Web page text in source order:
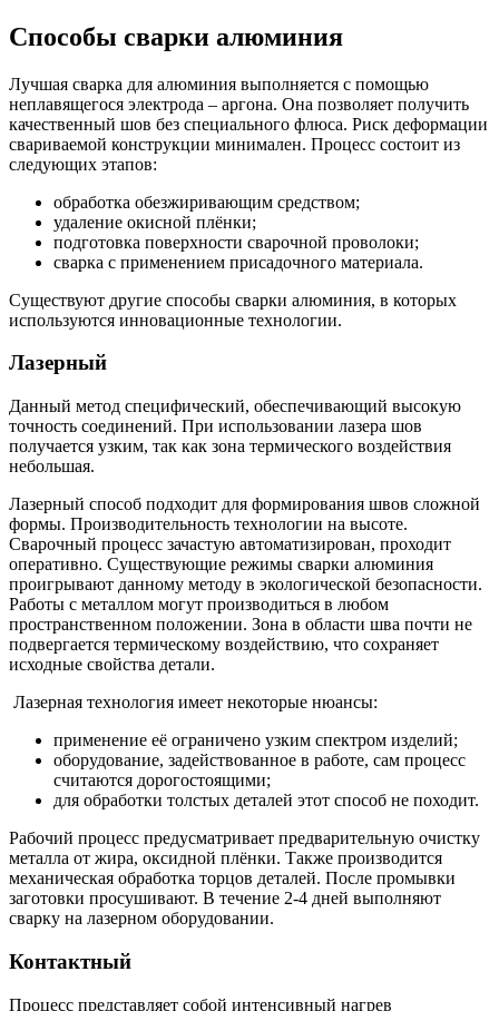
Способы сварки алюминия
Лучшая сварка для алюминия выполняется с помощью
неплавящегося электрода – аргона. Она позволяет получить
качественный шов без специального флюса. Риск деформации
свариваемой конструкции минимален. Процесс состоит из
следующих этапов:
обработка обезжиривающим средством;
удаление окисной плёнки;
подготовка поверхности сварочной проволоки;
сварка с применением присадочного материала.
Существуют другие способы сварки алюминия, в которых
используются инновационные технологии.
Лазерный
Данный метод специфический, обеспечивающий высокую
точность соединений. При использовании лазера шов
получается узким, так как зона термического воздействия
небольшая.
Лазерный способ подходит для формирования швов сложной
формы. Производительность технологии на высоте.
Сварочный процесс зачастую автоматизирован, проходит
оперативно. Существующие режимы сварки алюминия
проигрывают данному методу в экологической безопасности.
Работы с металлом могут производиться в любом
пространственном положении. Зона в области шва почти не
подвергается термическому воздействию, что сохраняет
исходные свойства детали.
Лазерная технология имеет некоторые нюансы:
применение её ограничено узким спектром изделий;
оборудование, задействованное в работе, сам процесс
считаются дорогостоящими;
для обработки толстых деталей этот способ не походит.
Рабочий процесс предусматривает предварительную очистку
металла от жира, оксидной плёнки. Также производится
механическая обработка торцов деталей. После промывки
заготовки просушивают. В течение 2-4 дней выполняют
сварку на лазерном оборудовании.
Контактный
Процесс представляет собой интенсивный нагрев